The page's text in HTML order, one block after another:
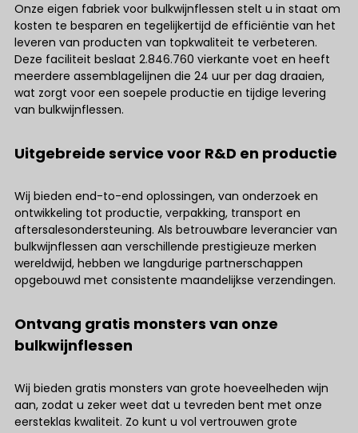
Onze eigen fabriek voor bulkwijnflessen stelt u in staat om
kosten te besparen en tegelijkertijd de efficiëntie van het
leveren van producten van topkwaliteit te verbeteren.
Deze faciliteit beslaat 2.846.760 vierkante voet en heeft
meerdere assemblagelijnen die 24 uur per dag draaien,
wat zorgt voor een soepele productie en tijdige levering
van bulkwijnflessen.
Uitgebreide service voor R&D en productie
Wij bieden end-to-end oplossingen, van onderzoek en
ontwikkeling tot productie, verpakking, transport en
aftersalesondersteuning. Als betrouwbare leverancier van
bulkwijnflessen aan verschillende prestigieuze merken
wereldwijd, hebben we langdurige partnerschappen
opgebouwd met consistente maandelijkse verzendingen.
Ontvang gratis monsters van onze
bulkwijnflessen
Wij bieden gratis monsters van grote hoeveelheden wijn
aan, zodat u zeker weet dat u tevreden bent met onze
eersteklas kwaliteit. Zo kunt u vol vertrouwen grote